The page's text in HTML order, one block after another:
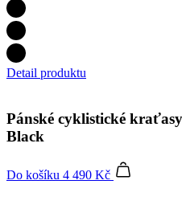
Detail produktu
Pánské cyklistické
Black
Do košíku 4 490 Kč